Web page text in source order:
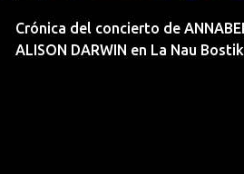
Crónica del concierto de
ALISON DARWIN en La Nau